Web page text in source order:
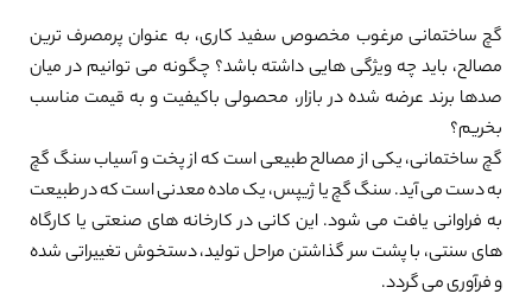
گچ ساختمانی مرغوب مخصوص سفید کاری، به عنوان پرمصرف ترین
مصالح، باید چه ویژگی هایی داشته باشد؟ چگونه می توانیم در میان
صدها برند عرضه شده در بازار، محصولی باکیفیت و به قیمت مناسب
بخریم؟
گچ ساختمانی، یکی از مصالح طبیعی است که از پخت و آسیاب سنگ گچ
به دست می آید. سنگ گچ یا ژیپس، یک ماده معدنی است که در طبیعت
به فراوانی یافت می شود. این کانی در کارخانه های صنعتی یا کارگاه
های سنتی، با پشت سر گذاشتن مراحل تولید، دستخوش تغییراتی شده
و فرآوری می گردد.